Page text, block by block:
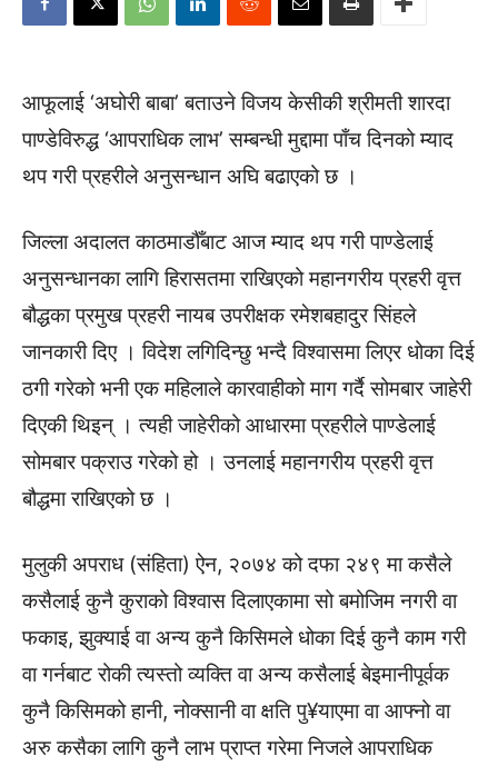
आफूलाई ‘अघोरी बाबा’ बताउने विजय केसीकी श्रीमती शारदा
पाण्डेविरुद्ध ‘आपराधिक लाभ’ सम्बन्धी मुद्दामा पाँच दिनको म्याद
थप गरी प्रहरीले अनुसन्धान अघि बढाएको छ ।
जिल्ला अदालत काठमाडौँबाट आज म्याद थप गरी पाण्डेलाई
अनुसन्धानका लागि हिरासतमा राखिएको महानगरीय प्रहरी वृत्त
बौद्धका प्रमुख प्रहरी नायब उपरीक्षक रमेशबहादुर सिंहले
जानकारी दिए । विदेश लगिदिन्छु भन्दै विश्वासमा लिएर धोका दिई
ठगी गरेको भनी एक महिलाले कारवाहीको माग गर्दै सोमबार जाहेरी
दिएकी थिइन् । त्यही जाहेरीको आधारमा प्रहरीले पाण्डेलाई
सोमबार पक्राउ गरेको हो । उनलाई महानगरीय प्रहरी वृत्त
बौद्धमा राखिएको छ ।
मुलुकी अपराध (संहिता) ऐन, २०७४ को दफा २४९ मा कसैले
कसैलाई कुनै कुराको विश्वास दिलाएकामा सो बमोजिम नगरी वा
फकाइ, झुक्याई वा अन्य कुनै किसिमले धोका दिई कुनै काम गरी
वा गर्नबाट रोकी त्यस्तो व्यक्ति वा अन्य कसैलाई बेइमानीपूर्वक
कुनै किसिमको हानी, नोक्सानी वा क्षति पु¥याएमा वा आफ्नो वा
अरु कसैका लागि कुनै लाभ प्राप्त गरेमा निजले आपराधिक